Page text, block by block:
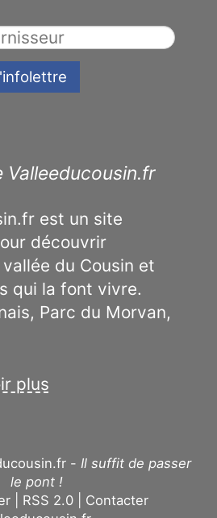
Valleeducousin.fr
est un site
découvrir
du Cousin et
qui la font vivre.
Parc du Morvan,
plus
- Il suffit de passer
le pont !
RSS 2.0
Contacter